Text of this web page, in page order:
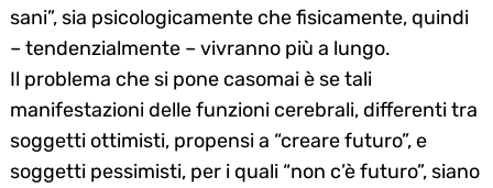
sani”, sia psicologicamente che fisicamente, quindi
– tendenzialmente – vivranno più a lungo.
Il problema che si pone casomai è se tali
manifestazioni delle funzioni cerebrali, differenti tra
soggetti ottimisti, propensi a “creare futuro”, e
soggetti pessimisti, per i quali “non c’è futuro”, siano